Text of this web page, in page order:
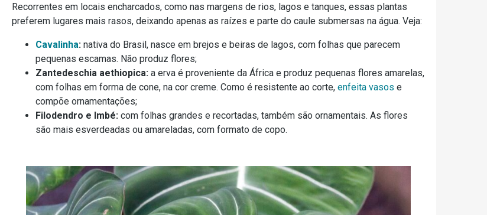
Recorrentes em locais encharcados, como nas margens de rios, lagos e tanques, essas plantas
preferem lugares mais rasos, deixando apenas as raízes e parte do caule submersas na água. Veja:
Cavalinha: nativa do Brasil, nasce em brejos e beiras de lagos, com folhas que parecem
pequenas escamas. Não produz flores;
Zantedeschia aethiopica: a erva é proveniente da África e produz pequenas flores amarelas,
com folhas em forma de cone, na cor creme. Como é resistente ao corte, enfeita vasos e
compõe ornamentações;
Filodendro e Imbé: com folhas grandes e recortadas, também são ornamentais. As flores
são mais esverdeadas ou amareladas, com formato de copo.